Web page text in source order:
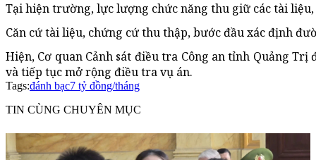
Tại hiện trường, lực lượng chức năng thu giữ các tài
Căn cứ tài liệu, chứng cứ thu thập, bước đầu xác định
Hiện, Cơ quan Cảnh sát điều tra Công an tỉnh Quảng
và tiếp tục mở rộng điều tra vụ án.
Tags:đánh bạc7 tỷ đồng/tháng
TIN CÙNG CHUYÊN MỤC